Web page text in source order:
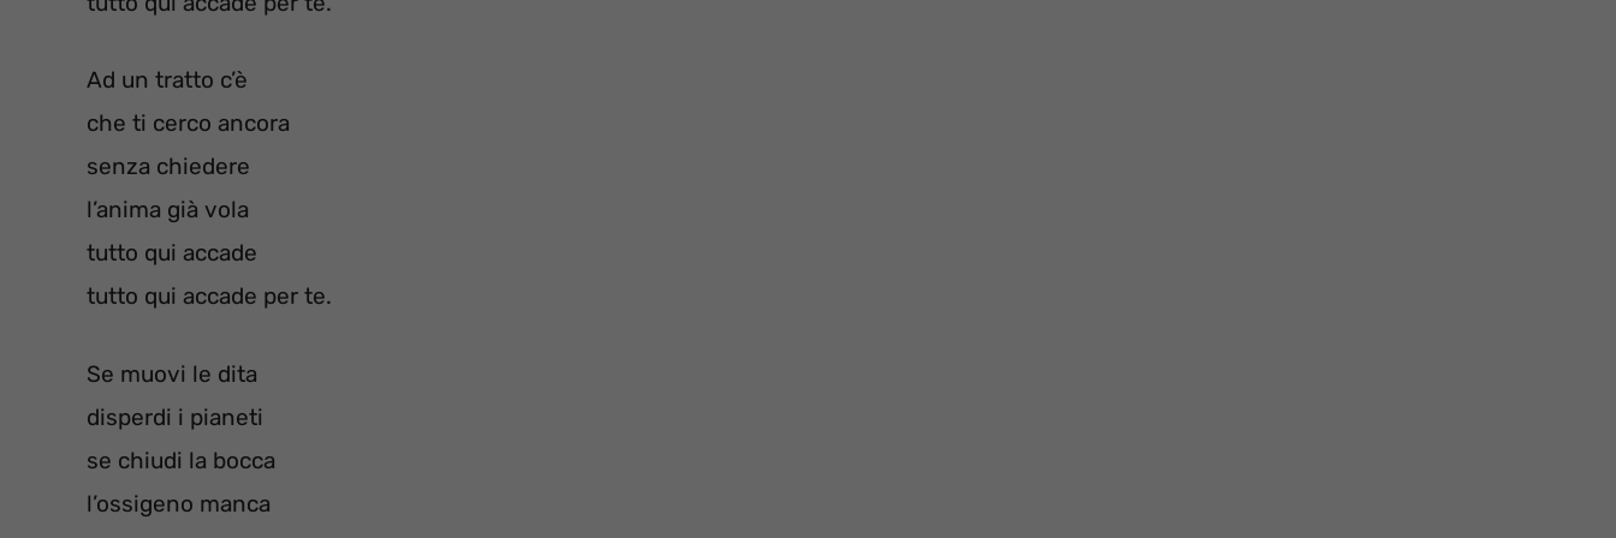
Ad un tratto c’è
che ti cerco ancora
senza chiedere
l’anima già vola
tutto qui accade
tutto qui accade per te.
Se muovi le dita
disperdi i pianeti
se chiudi la bocca
l’ossigeno manca